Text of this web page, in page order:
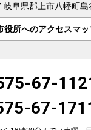
岐阜県郡上市八幡町島
役所へのアクセスマッ
67-
67-